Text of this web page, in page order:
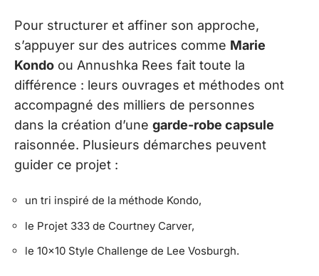
Pour structurer et affiner son approche,
s’appuyer sur des autrices comme Marie
Kondo ou Annushka Rees fait toute la
différence : leurs ouvrages et méthodes ont
accompagné des milliers de personnes
dans la création d’une garde-robe capsule
raisonnée. Plusieurs démarches peuvent
guider ce projet :
un tri inspiré de la méthode Kondo,
le Projet 333 de Courtney Carver,
le 10×10 Style Challenge de Lee Vosburgh.